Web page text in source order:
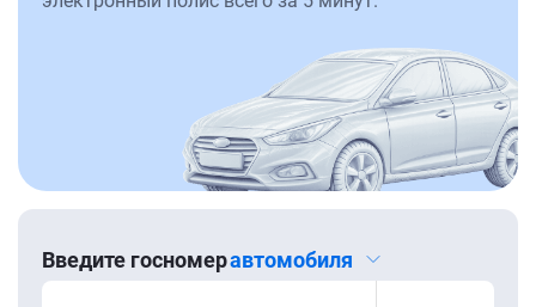
Введите госномеравтомобиля